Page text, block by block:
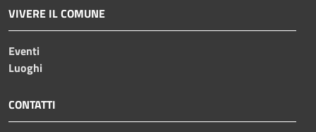
VIVERE IL COMUNE
Eventi
Luoghi
CONTATTI